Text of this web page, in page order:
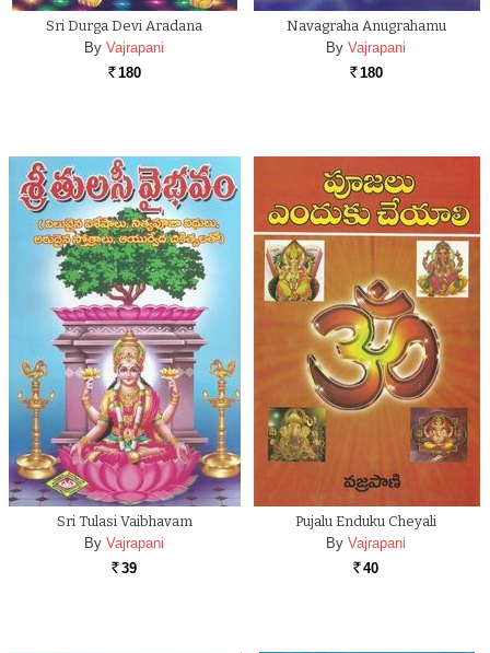
Sri Durga Devi Aradana
By Vajrapani
Rs. 180
Navagraha Anugrahamu
By Vajrapani
Rs. 180
Sri Tulasi Vaibhavam
By Vajrapani
Rs. 39
Pujalu Enduku Cheyali
By Vajrapani
Rs. 40